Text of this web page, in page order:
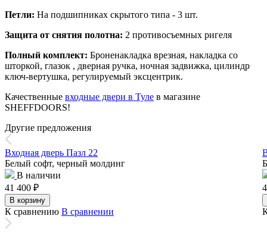
Петли: На подшипниках скрытого типа - 3 шт.
Защита от снятия полотна: 2 противосъемных ригеля
Полный комплект: Броненакладка врезная, накладка со
шторкой, глазок , дверная ручка, ночная задвижка, цилиндр
ключ-вертушка, регулируемый эксцентрик.
Качественные входные двери в Туле в магазине
SHEFFDOORS!
Другие предложения
Входная дверь Пазл 22
Белый софт, черный молдинг
В наличии
41 400 ₽
В корзину
К сравнению В сравнении